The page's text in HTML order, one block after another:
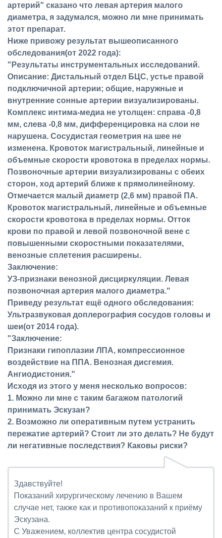
артерий" сказано что левая артерия малого
диаметра, я задумался, можно ли мне принимать
этот препарат.
Ниже привожу результат вышеописанного
обследования(от 2022 года):
"Результаты инструментальных исследований.
Описание: Дистальный отдел БЦС, устье правой
подключичной артерии; общие, наружные и
внутренние сонные артерии визуализированы.
Комплекс интима-медиа не утолщен: справа -0,8
мм, слева -0,8 мм, дифференцировка на слои не
нарушена. Сосудистая геометрия на шее не
изменена. Кровоток магистральный, линейные и
объемные скорости кровотока в пределах нормы.
Позвоночные артерии визуализированы с обеих
сторон, ход артерий ближе к прямолинейному.
Отмечается малый диаметр (2,6 мм) правой ПА.
Кровоток магистральный, линейные и объемные
скорости кровотока в пределах нормы. Отток
крови по правой и левой позвоночной вене с
повышенными скоростными показателями,
венозные сплетения расширены.
Заключение:
УЗ-признаки венозной дисциркуляции. Левая
позвоночная артерия малого диаметра."
Приведу результат ещё одного обследования:
Ультразвуковая доплерография сосудов головы и
шеи(от 2014 года).
"Заключение:
Признаки гипоплазии ЛПА, компрессионное
воздействие на ППА. Венозная дисгемия.
Ангиодистония."
Исходя из этого у меня несколько вопросов:
1. Можно ли мне с таким багажом патологий
принимать Эскузан?
2. Возможно ли оперативным путем устранить
пережатие артерий? Стоит ли это делать? Не будут
ли негативные последствия? Каковы риски?
Здавствуйте!
Показаний хирургическому лечению в Вашем
случае нет, также как и противопоказаний к приёму
Эскузана.
С Уважением, коллектив центра сосудистой